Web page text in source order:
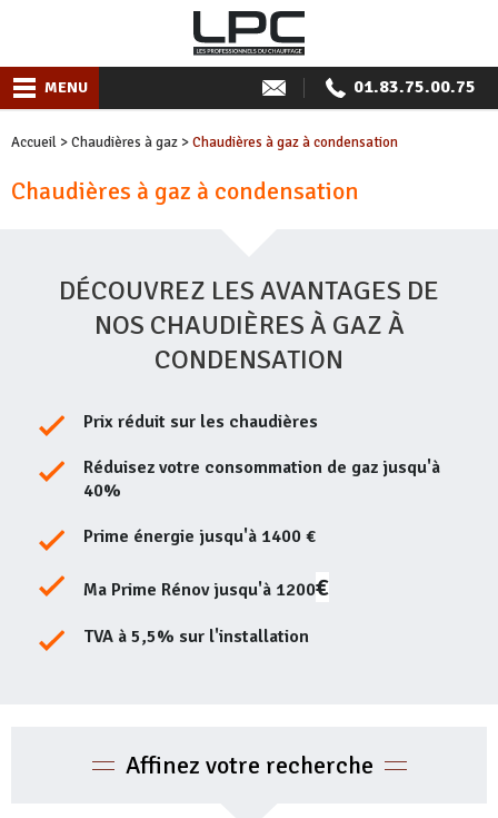
MENU 01.83.75.00.75
Accueil >Chaudières à gaz >Chaudières à gaz à condensation
Chaudières à gaz à condensation
DÉCOUVREZ LES AVANTAGES DE
NOS CHAUDIÈRES À GAZ À
CONDENSATION
Prix réduit sur les chaudières
Réduisez votre consommation de gaz jusqu'à
40%
Prime énergie jusqu'à 1400 €
Ma Prime Rénov jusqu'à 1200€
TVA à 5,5% sur l'installation
Affinez votre recherche